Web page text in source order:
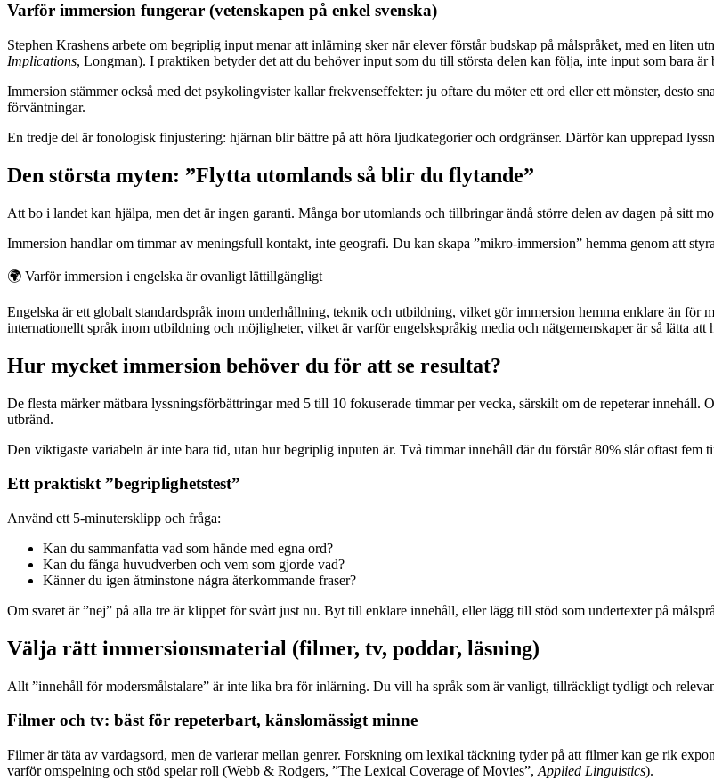
Varför immersion fungerar (vetenskapen på enkel svenska)
Stephen Krashens arbete om begriplig input menar att inlärning sker när elever förstår budskap på målspråket, med en liten
Implications, Longman). I praktiken betyder det att du behöver input som du till största delen kan följa, inte input som bara är
Immersion stämmer också med det psykolingvister kallar frekvenseffekter: ju oftare du möter ett ord eller ett mönster, desto
förväntningar.
En tredje del är fonologisk finjustering: hjärnan blir bättre på att höra ljudkategorier och ordgränser. Därför kan upprepad
Den största myten: ”Flytta utomlands så blir du flytande”
Att bo i landet kan hjälpa, men det är ingen garanti. Många bor utomlands och tillbringar ändå större delen av dagen på sitt
Immersion handlar om timmar av meningsfull kontakt, inte geografi. Du kan skapa ”mikro-immersion” hemma genom att
🌍 Varför immersion i engelska är ovanligt lättillgängligt
Engelska är ett globalt standardspråk inom underhållning, teknik och utbildning, vilket gör immersion hemma enklare än för
internationellt språk inom utbildning och möjligheter, vilket är varför engelskspråkig media och nätgemenskaper är så lätta
Hur mycket immersion behöver du för att se resultat?
De flesta märker mätbara lyssningsförbättringar med 5 till 10 fokuserade timmar per vecka, särskilt om de repeterar
utbränd.
Den viktigaste variabeln är inte bara tid, utan hur begriplig inputen är. Två timmar innehåll där du förstår 80% slår oftast fem
Ett praktiskt ”begriplighetstest”
Använd ett 5-minutersklipp och fråga:
Kan du sammanfatta vad som hände med egna ord?
Kan du fånga huvudverben och vem som gjorde vad?
Känner du igen åtminstone några återkommande fraser?
Om svaret är ”nej” på alla tre är klippet för svårt just nu. Byt till enklare innehåll, eller lägg till stöd som undertexter på
Välja rätt immersionsmaterial (filmer, tv, poddar, läsning)
Allt ”innehåll för modersmålstalare” är inte lika bra för inlärning. Du vill ha språk som är vanligt, tillräckligt tydligt och
Filmer och tv: bäst för repeterbart, känslomässigt minne
Filmer är täta av vardagsord, men de varierar mellan genrer. Forskning om lexikal täckning tyder på att filmer kan ge rik
varför omspelning och stöd spelar roll (Webb & Rodgers, ”The Lexical Coverage of Movies”, Applied Linguistics).